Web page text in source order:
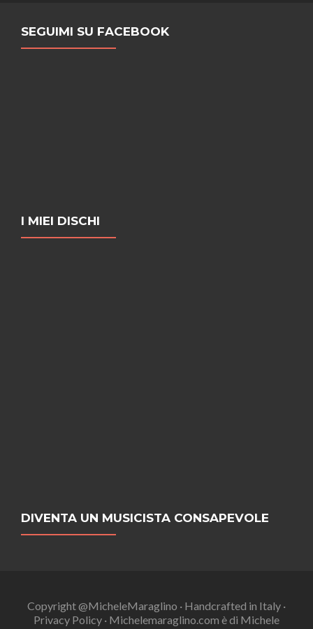
SEGUIMI SU FACEBOOK
I MIEI DISCHI
DIVENTA UN MUSICISTA CONSAPEVOLE
Copyright @MicheleMaraglino · Handcrafted in Italy ·
Privacy Policy · Michelemaraglino.com è di Michele